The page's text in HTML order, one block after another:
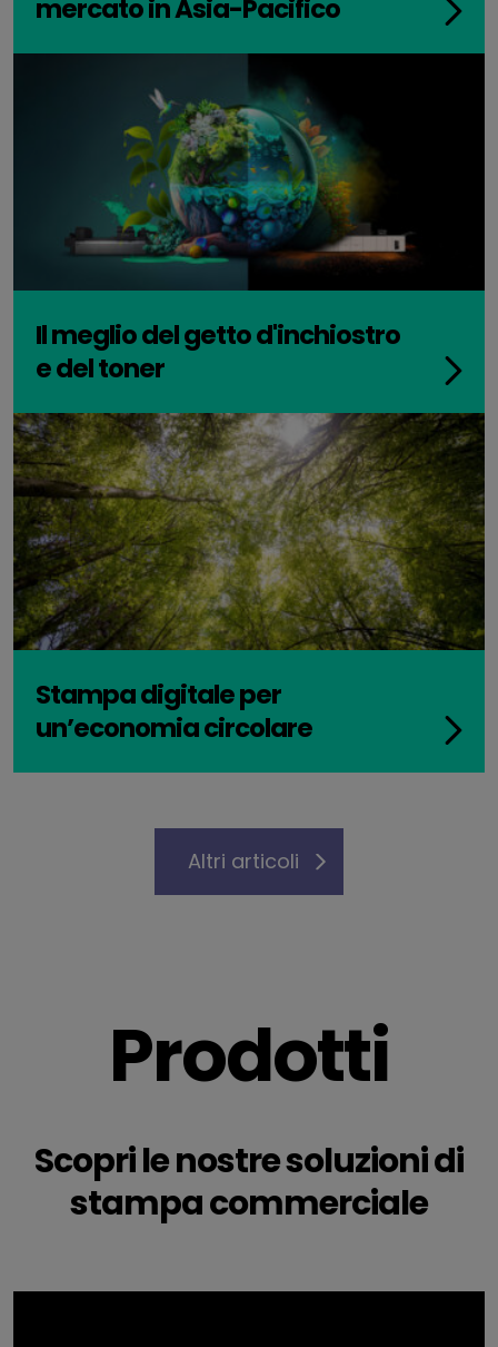
mercato in Asia-Pacifico
Il meglio del getto d'inchiostro
e del toner
Stampa digitale per
un’economia circolare
Altri articoli
Prodotti
Scopri le nostre soluzioni di
stampa commerciale